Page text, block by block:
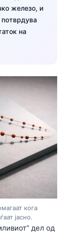
железо, и
потврдува
на
кога
јасно.
дел од